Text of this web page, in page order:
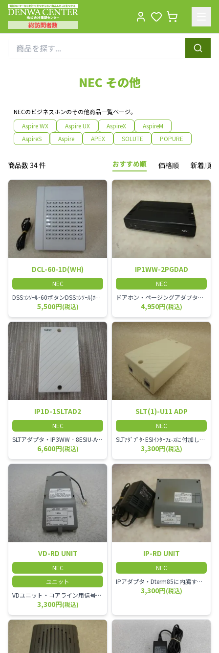
総訪問者数
NEC その他
NECのビジネスホンのその他商品一覧ページ。
Aspire WX
Aspire UX AspireX
AspireM
AspireS
Aspire APEX SOLUTE POPURE
商品数 34 件 おすすめ順 価格順 新着順
DCL-60-1D(WH)
NEC
DSSｺﾝｿｰﾙ･60ボタンDSSｺﾝｿｰﾙ(ﾎﾜｲﾄ)
5,500円(税込)
IP1WW-2PGDAD
NEC
ドアホン・ページングアダプタ・ドアホン/構内スピーカ等の外部機器を接続するために必要なアダプタ
4,950円(税込)
IP1D-1SLTAD2
NEC
SLTアダプタ・IP3WW‐8ESIU-A1/IP3WW-16ESIU‐A1、または IP3WW-082U-A1と接続して一般電話機を1台接続可能
6,600円(税込)
SLT(1)-U11 ADP
NEC
SLTｱﾀﾞﾌﾟﾀ･ESIｲﾝﾀｰﾌｪ-ｽに付加して一般電話を1台接続可能
3,300円(税込)
VD-RD UNIT
NEC
ユニット
VDユニット・コアライン用信号分離、統合ユニット・Dterm85に内臓
3,300円(税込)
IP-RD UNIT
NEC
IPアダプタ・Dterm85に内臓するIPアダプタ・Dterm85をIP電話機として利用する場合に必要・AC-RD UNIT ACアダプタが必要(給電HUB使用時は不要)
3,300円(税込)